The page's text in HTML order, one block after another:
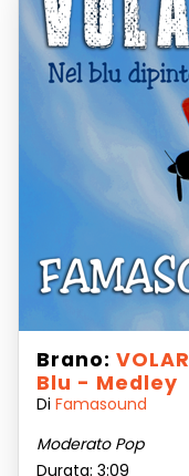
Brano:
Blu - Medley
Di Famasound
Moderato Pop
Durata: 3:09